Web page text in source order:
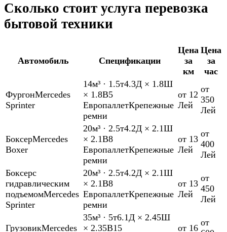
Сколько стоит услуга перевозка
бытовой техники
Автомобиль Спецификации
Цена
за
км
Цена
за
час
ФургонMercedes
Sprinter
14м³ · 1.5т4.3Д × 1.8Ш
× 1.8В5
ЕвропаллетКрепежные
ремни
от 12
Лей
от
350
Лей
БоксерMercedes
Boxer
20м³ · 2.5т4.2Д × 2.1Ш
× 2.1В8
ЕвропаллетКрепежные
ремни
от 13
Лей
от
400
Лей
Боксерс
гидравлическим
подъемомMercedes
Sprinter
20м³ · 2.5т4.2Д × 2.1Ш
× 2.1В8
ЕвропаллетКрепежные
ремни
от 13
Лей
от
450
Лей
ГрузовикMercedes
35м³ · 5т6.1Д × 2.45Ш
× 2.35В15
от 16
от